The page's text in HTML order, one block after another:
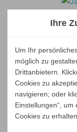
Ihre
Um Ihr
möglich zu
Drittanbietern.
Cookies zu
navigieren; oder
Einstellungen“,
Cookies zu